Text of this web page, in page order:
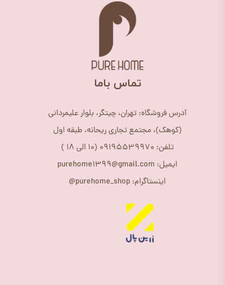
​تماس باما
آدرس فروشگاه: تهران، چیتگر، بلوار علیمردانی
(کوهک)، مجتمع تجاری ریحانه، طبقه اول
تلفن: 09195539970 (10 الی 18 )
ایمیل: purehome1399@gmail.com
اینستاگرام: purehome_shop@